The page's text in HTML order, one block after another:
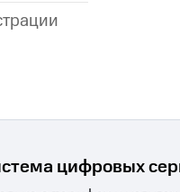
цифровых